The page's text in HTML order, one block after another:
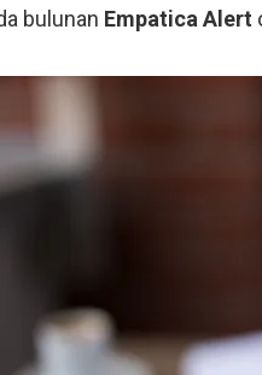
bulunan Empatica Alert